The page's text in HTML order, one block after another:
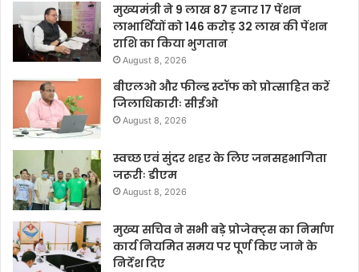
मुख्यमंत्री ने 9 लाख 87 हजार 17 पेंशन
लाभार्थियों को 146 करोड़ 32 लाख की पेंशन
राशि का किया भुगतान
August 8, 2026
बीएलओ और फील्ड स्टॉफ को प्रोत्साहित करें
जिलाधिकारीः सीईओ
August 8, 2026
स्वच्छ एवं सुंदर शहर के लिए जनसहभागिता
जरूरीः डीएम
August 8, 2026
मुख्य सचिव ने सभी बड़े प्रोजेक्ट्स का निर्माण
कार्य नियमित समय पर पूर्ण किए जाने के
निर्देश दिए